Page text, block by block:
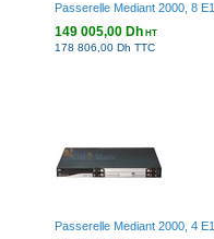
Passerelle Mediant 2000, 8 E1
149 005,00 DhHT
178 806,00 Dh TTC
Passerelle Mediant 2000, 4 E1